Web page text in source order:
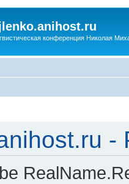
конференция Николая
-